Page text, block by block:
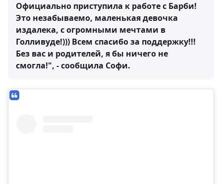
Официально приступила к работе с Барби!
Это незабываемо, маленькая девочка
издалека, с огромными мечтами в
Голливуде!))) Всем спасибо за поддержку!!!
Без вас и родителей, я бы ничего не
смогла!", - сообщила Софи.